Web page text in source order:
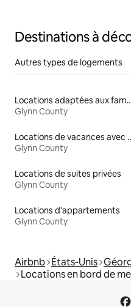
Destinations à
Autres types de logements
Locations
Glynn County
Locations
Glynn County
Locations de suites privées
Glynn County
Locations d'appartements
Glynn County
Airbnb États-Unis
Locations en bord de